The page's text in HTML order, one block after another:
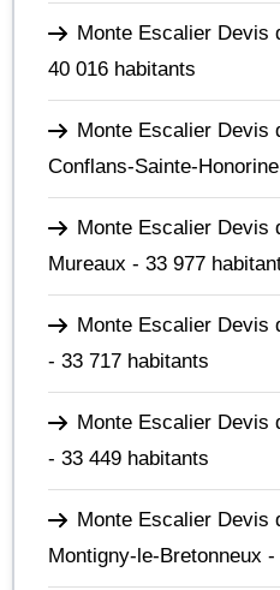
Monte Escalier Devis
40 016 habitants
Monte Escalier Devis
Conflans-Sainte-Honorine
Monte Escalier Devis
Mureaux - 33 977
Monte Escalier Devis
- 33 717 habitants
Monte Escalier Devis
- 33 449 habitants
Monte Escalier Devis
Montigny-le-Bretonneux -